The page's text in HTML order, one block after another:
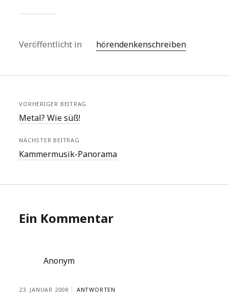
Veröffentlicht in hörendenkenschreiben
VORHERIGER BEITRAG
Metal? Wie süß!
NÄCHSTER BEITRAG
Kammermusik-Panorama
Ein Kommentar
Anonym
23. JANUAR 2008 ANTWORTEN